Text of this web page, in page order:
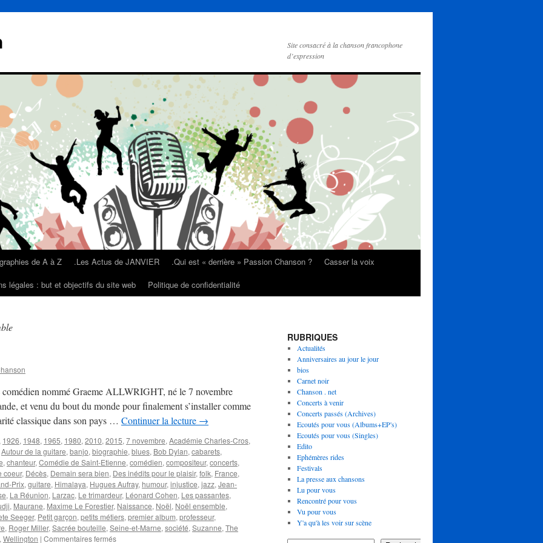
Site consacré à la chanson francophone
d’expression
de A à Z .Les Actus de JANVIER .Qui est « derrière » Passion Chanson ?
Casser la voix
légales : but et objectifs du site web Politique de confidentialité
comédien nommé Graeme ALLWRIGHT, né le 7 novembre
et venu du bout du monde pour finalement s’installer comme
classique dans son pays … Continuer la lecture →
1926, 1948, 1965, 1980, 2010, 2015, 7 novembre, Académie Charles-Cros,
Autour de la guitare, banjo, biographie, blues, Bob Dylan, cabarets,
, chanteur, Comédie de Saint-Etienne, comédien, compositeur, concerts,
coeur, Décès, Demain sera bien, Des inédits pour le plaisir, folk, France,
Prix, guitare, Himalaya, Hugues Aufray, humour, injustice, jazz, Jean-
, La Réunion, Larzac, Le trimardeur, Léonard Cohen, Les passantes,
, Maurane, Maxime Le Forestier, Naissance, Noël, Noël ensemble,
Seeger, Petit garçon, petits métiers, premier album, professeur,
, Roger Miller, Sacrée bouteille, Seine-et-Marne, société, Suzanne, The
, Wellington | Commentaires ferméssur
RUBRIQUES
Actualités
Anniversaires au jour le jour
bios
Carnet noir
Chanson . net
Concerts à venir
Concerts passés (Archives)
Ecoutés pour vous (Albums+EP's)
Ecoutés pour vous (Singles)
Edito
Ephémères rides
Festivals
La presse aux chansons
Lu pour vous
Rencontré pour vous
Vu pour vous
Y'a qu'à les voir sur scène